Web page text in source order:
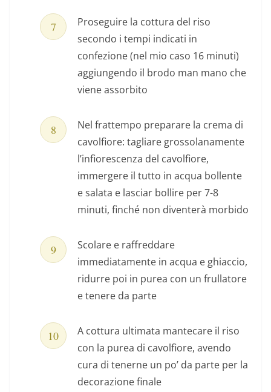
Proseguire la cottura del riso
secondo i tempi indicati in
confezione (nel mio caso 16 minuti)
aggiungendo il brodo man mano che
viene assorbito
Nel frattempo preparare la crema di
cavolfiore: tagliare grossolanamente
l’infiorescenza del cavolfiore,
immergere il tutto in acqua bollente
e salata e lasciar bollire per 7-8
minuti, finché non diventerà morbido
Scolare e raffreddare
immediatamente in acqua e ghiaccio,
ridurre poi in purea con un frullatore
e tenere da parte
A cottura ultimata mantecare il riso
con la purea di cavolfiore, avendo
cura di tenerne un po’ da parte per la
decorazione finale